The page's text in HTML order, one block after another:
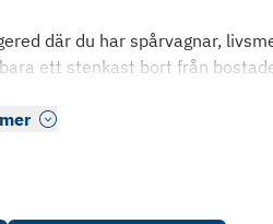
där du har spårvagnar,
ett stenkast bort från